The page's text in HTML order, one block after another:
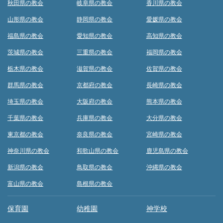
秋田県の教会
山形県の教会
福島県の教会
茨城県の教会
栃木県の教会
群馬県の教会
埼玉県の教会
千葉県の教会
東京都の教会
神奈川県の教会
新潟県の教会
富山県の教会
岐阜県の教会
静岡県の教会
愛知県の教会
三重県の教会
滋賀県の教会
京都府の教会
大阪府の教会
兵庫県の教会
奈良県の教会
和歌山県の教会
鳥取県の教会
島根県の教会
香川県の教会
愛媛県の教会
高知県の教会
福岡県の教会
佐賀県の教会
長崎県の教会
熊本県の教会
大分県の教会
宮崎県の教会
鹿児島県の教会
沖縄県の教会
保育園 幼稚園 神学校